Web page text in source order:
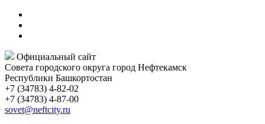
Официальный сайт
Совета городского округа город Нефтекамск
Республики Башкортостан
+7 (34783) 4-82-02
+7 (34783) 4-87-00
sovet@neftcity.ru